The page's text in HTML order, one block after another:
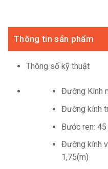
Thông tin sản phẩm
Thông số kỹ thuật
Đường Kính
Đường kính
Bước ren:
Đường kính
1,75(m)